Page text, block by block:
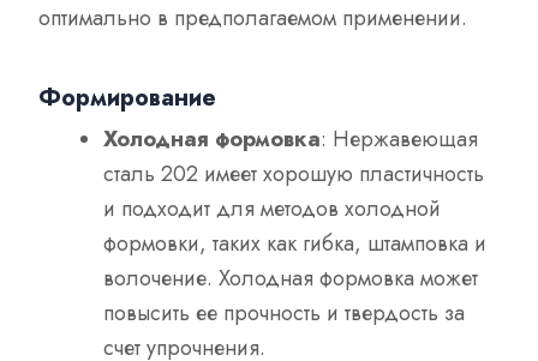
оптимально в предполагаемом применении.
Формирование
Холодная формовка: Нержавеющая
сталь 202 имеет хорошую пластичность
и подходит для методов холодной
формовки, таких как гибка, штамповка и
волочение. Холодная формовка может
повысить ее прочность и твердость за
счет упрочнения.